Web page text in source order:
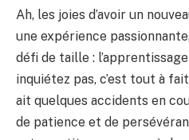
Ah, les joies d’avoir un
une expérience
défi de taille :
inquiétez pas, c’est tout à
ait quelques accidents en
de patience et de